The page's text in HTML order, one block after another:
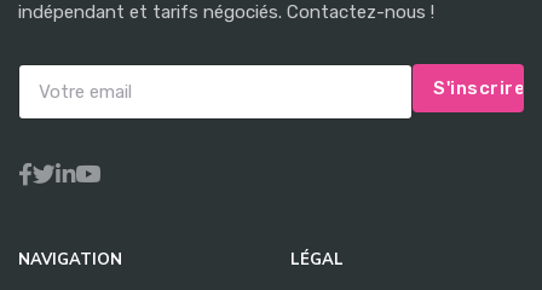
indépendant et tarifs négociés. Contactez-nous !
S'inscrire
NAVIGATION LÉGAL